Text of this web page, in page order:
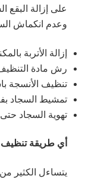
على إزالة
وعدم انكماش
إزالة الأتربة
رش مادة
تنظيف الأنسجة
تمشيط السجاد
تهوية السجاد
أي طريقة
يتساءل الكثير